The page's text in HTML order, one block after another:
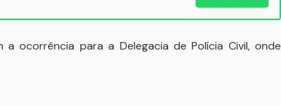
ocorrência para a Delegacia de Polícia Civil, onde